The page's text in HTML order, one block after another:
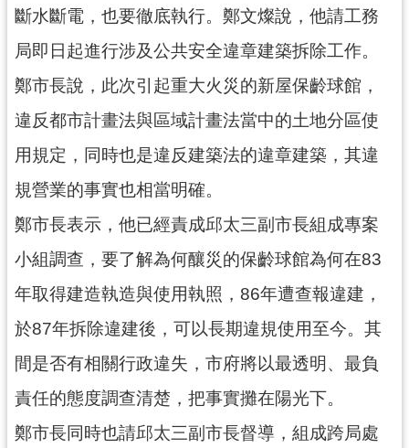
政
府
訊
公
回
頁
網
站
覽
市
政
箱
斷水斷電，也要徹底執行。鄭文燦說，他請工務
局即日起進行涉及公共安全違章建築拆除工作。
鄭市長說，此次引起重大火災的新屋保齡球館，
違反都市計畫法與區域計畫法當中的土地分區使
用規定，同時也是違反建築法的違章建築，其違
規營業的事實也相當明確。
鄭市長表示，他已經責成邱太三副市長組成專案
小組調查，要了解為何釀災的保齡球館為何在83
年取得建造執造與使用執照，86年遭查報違建，
於87年拆除違建後，可以長期違規使用至今。其
間是否有相關行政違失，市府將以最透明、最負
責任的態度調查清楚，把事實攤在陽光下。
鄭市長同時也請邱太三副市長督導，組成跨局處